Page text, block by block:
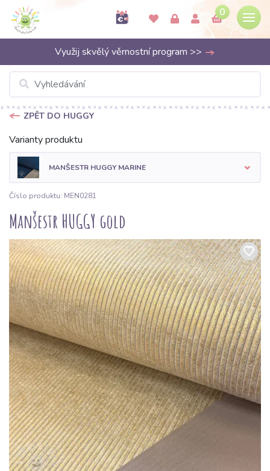
0
Využij skvělý věrnostní program >>
ZPĚT DO HUGGY
Varianty produktu
MANŠESTR HUGGY MARINE
Číslo produktu: MEN0281
Manšestr HUGGY gold